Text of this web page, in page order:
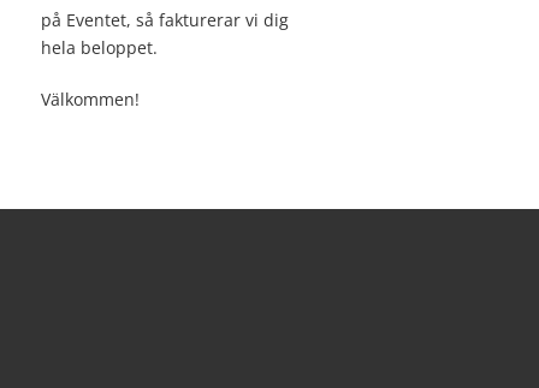
på Eventet, så fakturerar vi dig
hela beloppet.
Välkommen!